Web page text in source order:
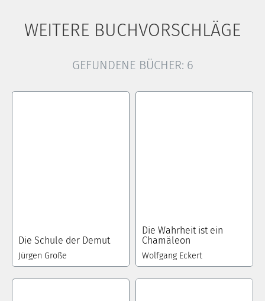
WEITERE BUCHVORSCHLÄGE
GEFUNDENE BÜCHER: 6
Die Schule der Demut
Jürgen Große
Die Wahrheit ist ein
Chamäleon
Wolfgang Eckert